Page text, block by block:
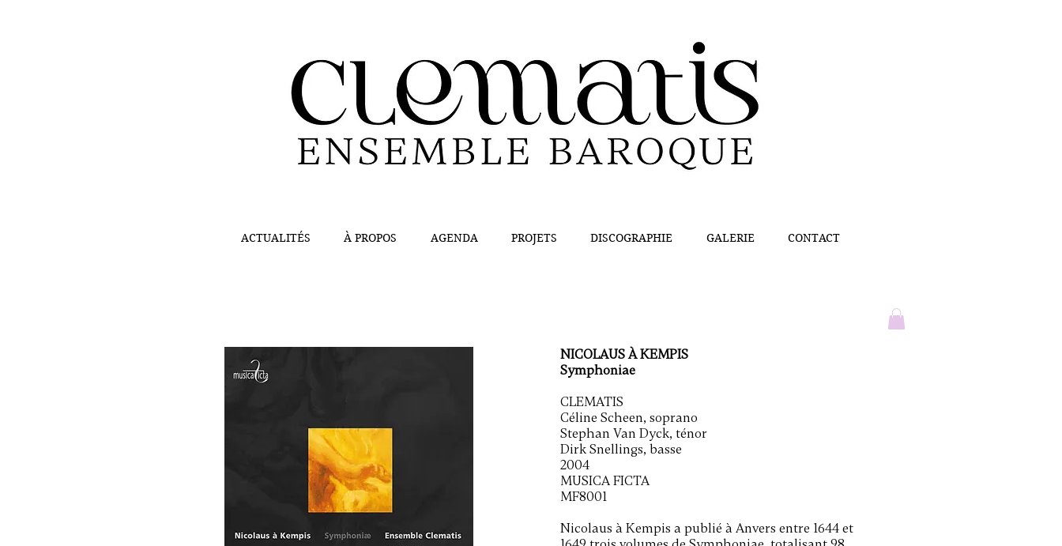
ACTUALITÉS À PROPOS AGENDA PROJETS DISCOGRAPHIE GALERIE CONTACT
NICOLAUS À KEMPIS
Symphoniae
CLEMATIS
Céline Scheen, soprano
Stephan Van Dyck, ténor
Dirk Snellings, basse
2004
MUSICA FICTA
MF8001
Nicolaus à Kempis a publié à Anvers entre 1644 et